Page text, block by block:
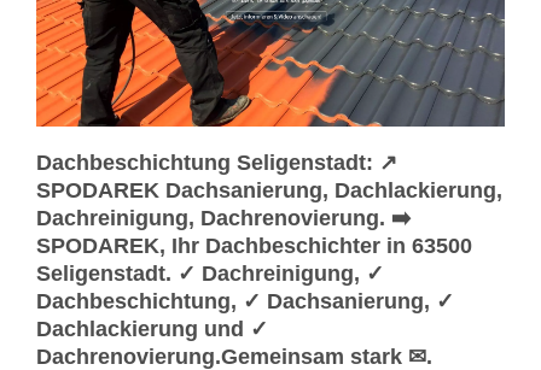
Dachbeschichtung Seligenstadt: ↗️
SPODAREK Dachsanierung, Dachlackierung,
Dachreinigung, Dachrenovierung. ➡️
SPODAREK, Ihr Dachbeschichter in 63500
Seligenstadt. ✓ Dachreinigung, ✓
Dachbeschichtung, ✓ Dachsanierung, ✓
Dachlackierung und ✓
Dachrenovierung.Gemeinsam stark ✉.